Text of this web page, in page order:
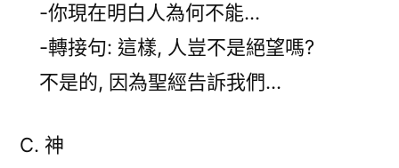
-你現在明白人為何不能…
-轉接句: 這樣, 人豈不是絕望嗎?
不是的, 因為聖經告訴我們…
C. 神